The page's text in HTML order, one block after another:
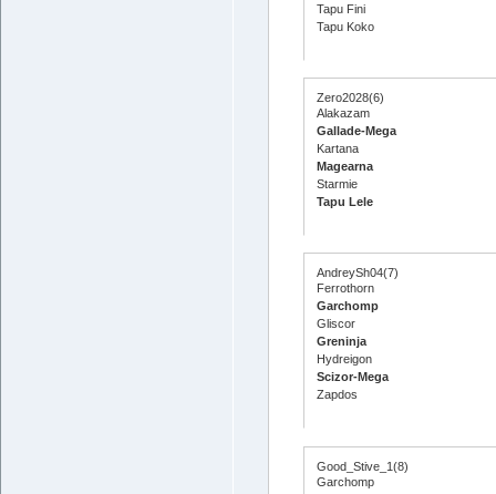
Tapu Fini
Tapu Koko
Zero2028(6)
Alakazam
Gallade-Mega
Kartana
Magearna
Starmie
Tapu Lele
AndreySh04(7)
Ferrothorn
Garchomp
Gliscor
Greninja
Hydreigon
Scizor-Mega
Zapdos
Good_Stive_1(8)
Garchomp